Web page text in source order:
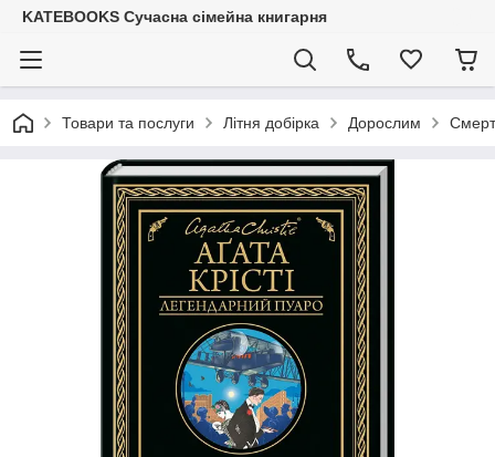
KATEBOOKS Сучасна сімейна книгарня
Товари та послуги Літня добірка Дорослим